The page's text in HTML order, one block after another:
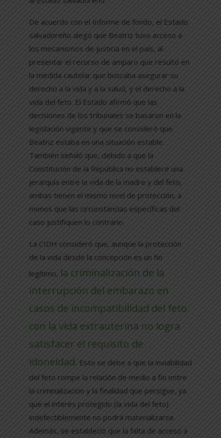
De acuerdo con el Informe de fondo, el Estado
salvadoreño alegó que Beatriz tuvo acceso a
los mecanismos de justicia en el país, al
presentar el recurso de amparo que resultó en
la medida cautelar que buscaba asegurar su
derecho a la vida y a la salud, y el derecho a la
vida del feto. El Estado afirmó que las
decisiones de los tribunales se basaron en la
legislación vigente y que se consideró que
Beatriz estaba en una situación estable.
También señaló que, debido a que la
Constitución de la República no establece una
jerarquía entre la vida de la madre y del feto,
ambas tienen el mismo nivel de protección, a
menos que las circunstancias específicas del
caso justifiquen lo contrario.
La CIDH consideró que, aunque la protección
de la vida desde la concepción es un fin
legítimo, la criminalización de la
interrupción del embarazo en
casos de incompatibilidad del feto
con la vida extrauterina no logra
satisfacer el requisito de
idoneidad. Esto se debe a que la inviabilidad
del feto rompe la relación de medio a fin entre
la criminalización y la finalidad que persigue, ya
que el interés protegido (la vida del feto)
indefectiblemente no podrá materializarse.
Además, se estableció que la falta de acceso a